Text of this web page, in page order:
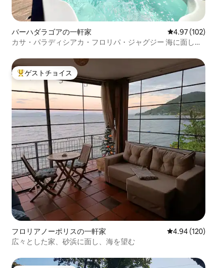
バーハダラゴアの一軒家 レビュー102
4.97 (102)
カサ・パラディシアカ・フロリパ・ジャグジー 海に面して
大好評のゲストチョイスです。
ゲストチョイス
フロリアノーポリスの一軒家 レビュー120
4.94 (120)
広々とした家、砂浜に面し、海を望む